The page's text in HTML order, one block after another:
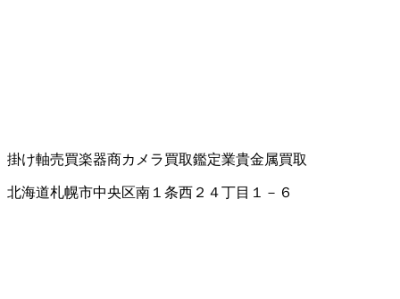
掛け軸売買楽器商カメラ買取鑑定業貴金属買取
北海道札幌市中央区南１条西２４丁目１－６